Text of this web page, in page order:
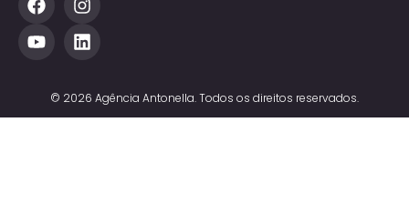
© 2026 Agência Antonella. Todos os direitos reservados.